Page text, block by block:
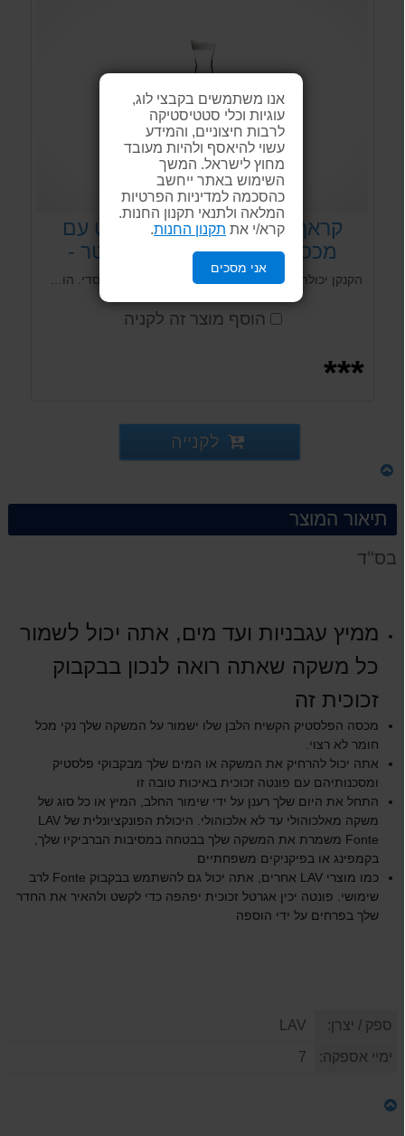
אנו משתמשים בקבצי לוג,
עוגיות וכלי סטטיסטיקה
לרבות חיצוניים, והמידע
עשוי להיאסף ולהיות מעובד
מחוץ לישראל. המשך
השימוש באתר ייחשב
כהסכמה למדיניות הפרטיות
המלאה ולתנאי תקנון החנות.
קרא/י את תקנון החנות.
אני מסכים
קראף קנקן שתיה פוליקרבונט עם
מכסה {פלסטיק קשיח} 1 ליטר -
ארקוסטיל
הוסף מוצר זה לקניה
***
לקנייה
תיאור המוצר
בס"ד
ממיץ עגבניות ועד מים, אתה יכול לשמור
כל משקה שאתה רואה לנכון בבקבוק
זכוכית זה
מכסה הפלסטיק הקשיח הלבן שלו ישמור על המשקה שלך נקי מכל
חומר לא רצוי.
אתה יכול להרחיק את המשקה או המים שלך מבקבוקי פלסטיק
ומסכנותיהם עם פונטה זכוכית באיכות טובה זו
התחל את היום שלך רענן על ידי שימור החלב, המיץ או כל סוג של
משקה מאלכוהולי עד לא אלכוהולי. היכולת הפונקציונלית של LAV
Fonte משמרת את המשקה שלך בבטחה במסיבות הברביקיו שלך,
בקמפינג או בפיקניקים משפחתיים
כמו מוצרי LAV אחרים, אתה יכול גם להשתמש בבקבוק Fonte לרב
שימושי. פונטה יכין אגרטל זכוכית יפהפה כדי לקשט ולהאיר את החדר
שלך בפרחים על ידי הוספה
ספק / יצרן:
ימיי אספקה: